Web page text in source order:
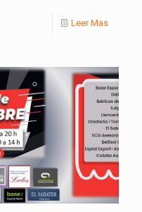
Leer Mas